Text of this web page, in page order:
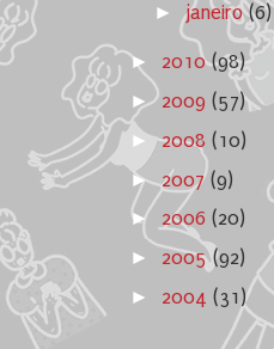
►janeiro(6)
► 2010(98)
►2009 (57)
►2008 (10)
►2007(9)
► 2006 (20)
► 2005(92)
► 2004 (31)